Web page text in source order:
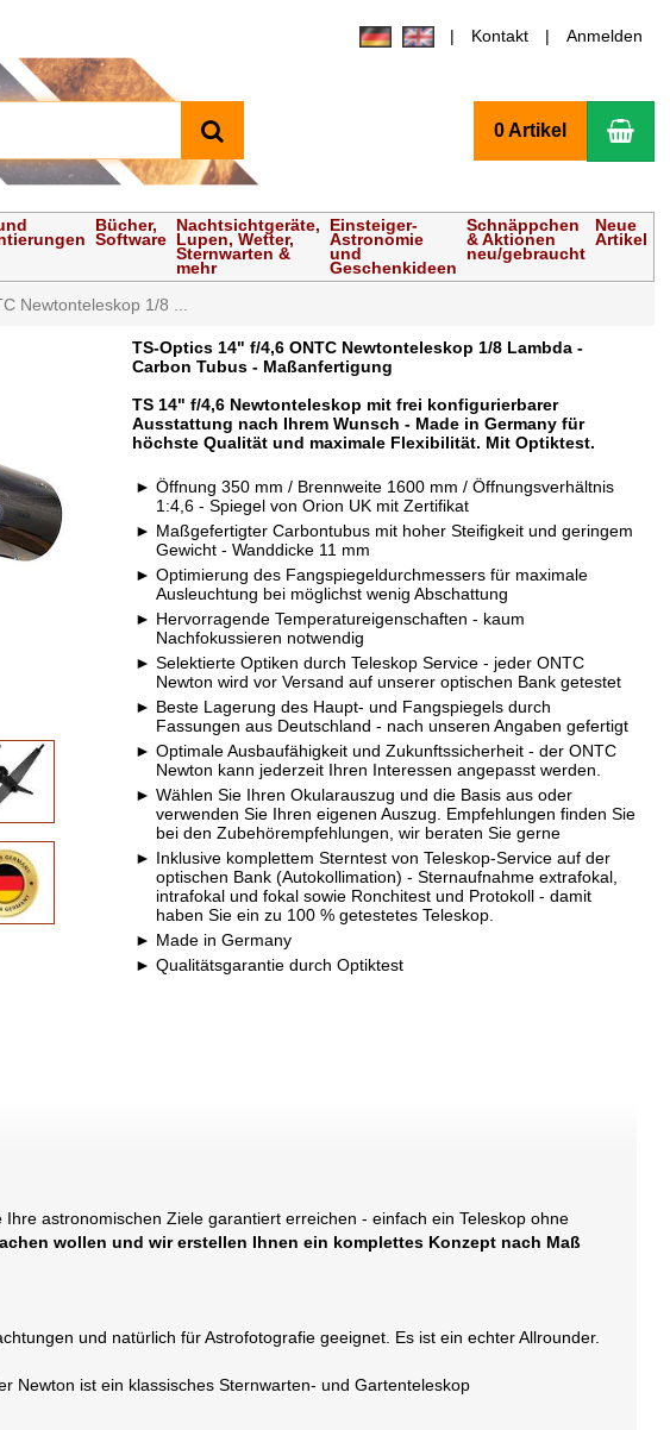
Kontakt Anmelden
0 Artikel
Bücher,
Software
Nachtsichtgeräte,
Lupen, Wetter,
Sternwarten &
mehr
Einsteiger-
Astronomie
und
Geschenkideen
Schnäppchen
& Aktionen
neu/gebraucht
Neue
Artikel
Newtonteleskop 1/8 ...
TS-Optics 14" f/4,6 ONTC Newtonteleskop 1/8 Lambda -
Carbon Tubus - Maßanfertigung
TS 14" f/4,6 Newtonteleskop mit frei konfigurierbarer
Ausstattung nach Ihrem Wunsch - Made in Germany für
höchste Qualität und maximale Flexibilität. Mit Optiktest.
Öffnung 350 mm / Brennweite 1600 mm / Öffnungsverhältnis
1:4,6 - Spiegel von Orion UK mit Zertifikat
Maßgefertigter Carbontubus mit hoher Steifigkeit und geringem
Gewicht - Wanddicke 11 mm
Optimierung des Fangspiegeldurchmessers für maximale
Ausleuchtung bei möglichst wenig Abschattung
Hervorragende Temperatureigenschaften - kaum
Nachfokussieren notwendig
Selektierte Optiken durch Teleskop Service - jeder ONTC
Newton wird vor Versand auf unserer optischen Bank getestet
Beste Lagerung des Haupt- und Fangspiegels durch
Fassungen aus Deutschland - nach unseren Angaben gefertigt
Optimale Ausbaufähigkeit und Zukunftssicherheit - der ONTC
Newton kann jederzeit Ihren Interessen angepasst werden.
Wählen Sie Ihren Okularauszug und die Basis aus oder
verwenden Sie Ihren eigenen Auszug. Empfehlungen finden Sie
bei den Zubehörempfehlungen, wir beraten Sie gerne
Inklusive komplettem Sterntest von Teleskop-Service auf der
optischen Bank (Autokollimation) - Sternaufnahme extrafokal,
intrafokal und fokal sowie Ronchitest und Protokoll - damit
haben Sie ein zu 100 % getestetes Teleskop.
Made in Germany
Qualitätsgarantie durch Optiktest
astronomischen Ziele garantiert erreichen - einfach ein Teleskop ohne
wollen und wir erstellen Ihnen ein komplettes Konzept nach Maß
und natürlich für Astrofotografie geeignet. Es ist ein echter Allrounder.
Newton ist ein klassisches Sternwarten- und Gartenteleskop